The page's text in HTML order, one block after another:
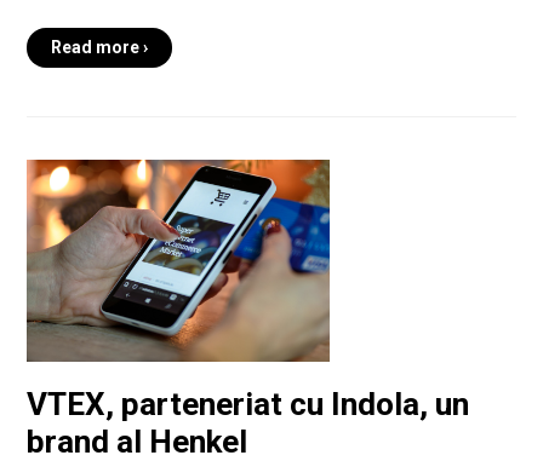
Read more ›
VTEX, parteneriat cu Indola, un
brand al Henkel